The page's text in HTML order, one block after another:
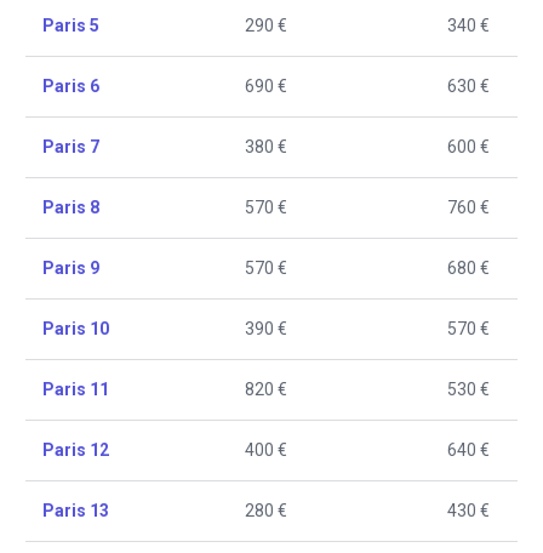
Paris 5 290 € 340 €
Paris 6 690 € 630 €
Paris 7 380 € 600 €
Paris 8 570 € 760 €
Paris 9 570 € 680 €
Paris 10 390 € 570 €
Paris 11 820 € 530 €
Paris 12 400 € 640 €
Paris 13 280 € 430 €